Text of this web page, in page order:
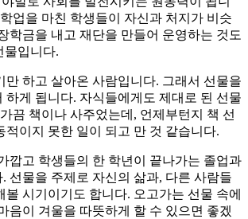
업을 마친 학생들이 자신과 처지가 비슷
학금을 내고 재단을 만들어 운영하는 것도
물입니다.
만 하고 살아온 사람입니다. 그래서 선물을
하게 됩니다. 자식들에게도 제대로 된 선물
끔 책이나 사주었는데, 언제부턴지 책 선
적이지 못한 일이 되고 만 것 같습니다.
깝고 학생들의 한 학년이 끝나가는 졸업과
선물을 주제로 자신의 삶과, 다른 사람들
볼 시기이기도 합니다. 오고가는 선물 속에
음이 겨울을 따뜻하게 할 수 있으면 좋겠